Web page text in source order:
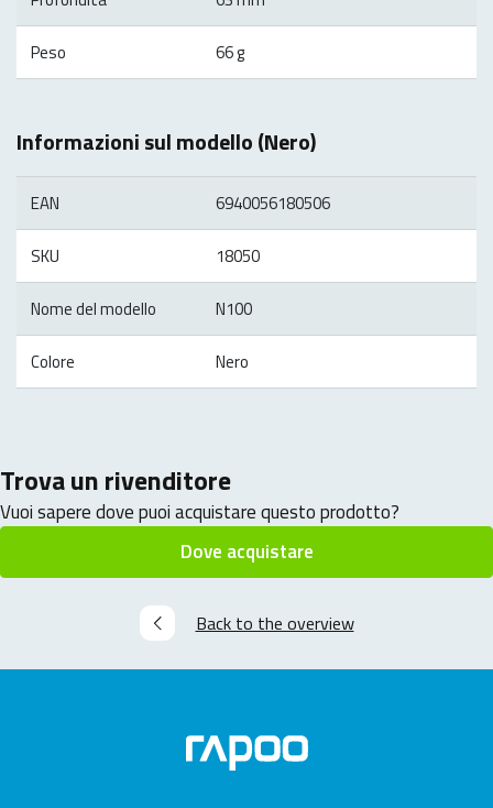
Peso 66 g
Informazioni sul modello (Nero)
EAN 6940056180506
SKU 18050
Nome del modello N100
Colore Nero
Trova un rivenditore
Vuoi sapere dove puoi acquistare questo prodotto?
Dove acquistare
Back to the overview